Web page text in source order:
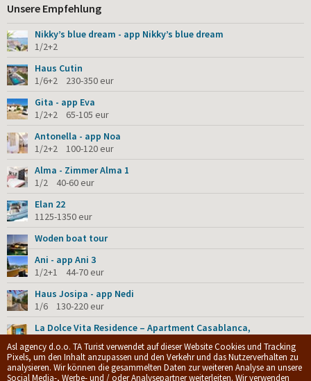
Asl agency d.o.o. TA Turist verwendet auf dieser Website Cookies und Tracking
Pixels, um den Inhalt anzupassen und den Verkehr und das Nutzerverhalten zu
analysieren. Wir können die gesammelten Daten zur weiteren Analyse an unsere
Social Media-, Werbe- und / oder Analysepartner weiterleiten. Wir verwenden
Unsere Empfehlung
Nikky’s blue dream - app Nikky’s blue dream
1/2+2
Haus Cutin
1/6+2 230-350 eur
Gita - app Eva
1/2+2 65-105 eur
Antonella - app Noa
1/2+2 100-120 eur
Alma - Zimmer Alma 1
1/2 40-60 eur
Elan 22
1125-1350 eur
Woden boat tour
Ani - app Ani 3
1/2+1 44-70 eur
Haus Josipa - app Nedi
1/6 130-220 eur
La Dolce Vita Residence – Apartment Casablanca,
romantischer Boutique-Aufenthalt für Paare
1/2 99-185 eur